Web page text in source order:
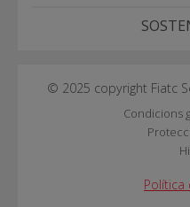
© 2025 copyright Fiatc
Condicions